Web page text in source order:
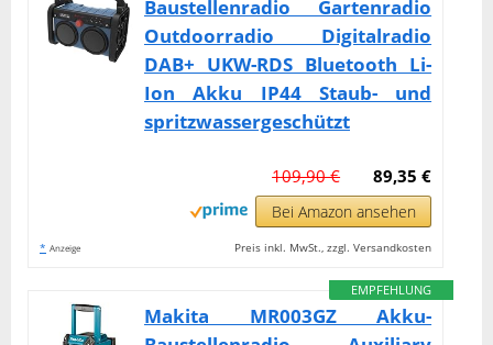
Baustellenradio Gartenradio
Outdoorradio Digitalradio
DAB+ UKW-RDS Bluetooth Li-
Ion Akku IP44 Staub- und
spritzwassergeschützt
89,35 €
109,90 €
Bei Amazon ansehen
* Anzeige Preis inkl. MwSt., zzgl. Versandkosten
EMPFEHLUNG
Makita MR003GZ Akku-